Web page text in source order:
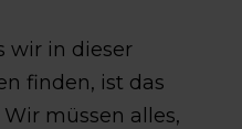
wir in dieser
finden, ist das
müssen alles,